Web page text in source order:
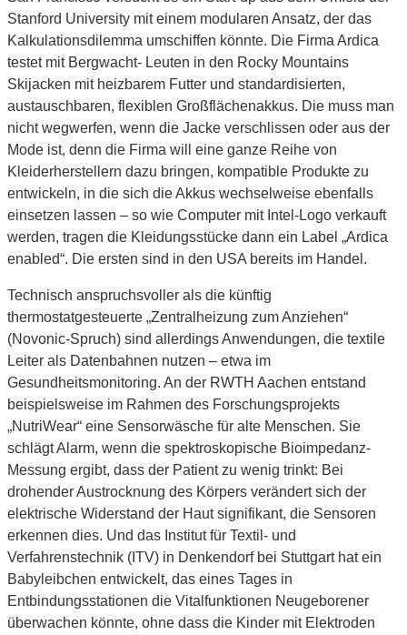
Stanford University mit einem modularen Ansatz, der das
Kalkulationsdilemma umschiffen könnte. Die Firma Ardica
testet mit Bergwacht- Leuten in den Rocky Mountains
Skijacken mit heizbarem Futter und standardisierten,
austauschbaren, flexiblen Großflächenakkus. Die muss man
nicht wegwerfen, wenn die Jacke verschlissen oder aus der
Mode ist, denn die Firma will eine ganze Reihe von
Kleiderherstellern dazu bringen, kompatible Produkte zu
entwickeln, in die sich die Akkus wechselweise ebenfalls
einsetzen lassen – so wie Computer mit Intel-Logo verkauft
werden, tragen die Kleidungsstücke dann ein Label „Ardica
enabled“. Die ersten sind in den USA bereits im Handel.
Technisch anspruchsvoller als die künftig
thermostatgesteuerte „Zentralheizung zum Anziehen“
(Novonic-Spruch) sind allerdings Anwendungen, die textile
Leiter als Datenbahnen nutzen – etwa im
Gesundheitsmonitoring. An der RWTH Aachen entstand
beispielsweise im Rahmen des Forschungsprojekts
„NutriWear“ eine Sensorwäsche für alte Menschen. Sie
schlägt Alarm, wenn die spektroskopische Bioimpedanz-
Messung ergibt, dass der Patient zu wenig trinkt: Bei
drohender Austrocknung des Körpers verändert sich der
elektrische Widerstand der Haut signifikant, die Sensoren
erkennen dies. Und das Institut für Textil- und
Verfahrenstechnik (ITV) in Denkendorf bei Stuttgart hat ein
Babyleibchen entwickelt, das eines Tages in
Entbindungsstationen die Vitalfunktionen Neugeborener
überwachen könnte, ohne dass die Kinder mit Elektroden